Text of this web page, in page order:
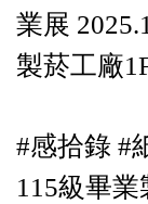
業展
製菸工廠
#感拾錄 #
115級畢業